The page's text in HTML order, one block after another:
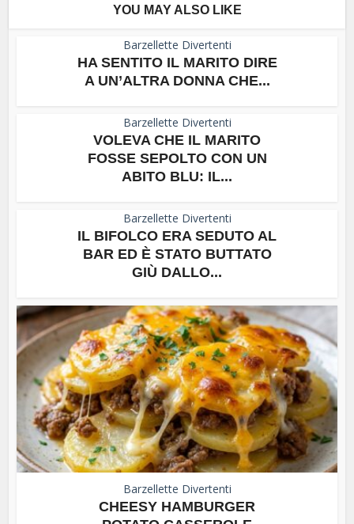
YOU MAY ALSO LIKE
Barzellette Divertenti
HA SENTITO IL MARITO DIRE
A UN’ALTRA DONNA CHE...
Barzellette Divertenti
VOLEVA CHE IL MARITO
FOSSE SEPOLTO CON UN
ABITO BLU: IL...
Barzellette Divertenti
IL BIFOLCO ERA SEDUTO AL
BAR ED È STATO BUTTATO
GIÙ DALLO...
Barzellette Divertenti
CHEESY HAMBURGER